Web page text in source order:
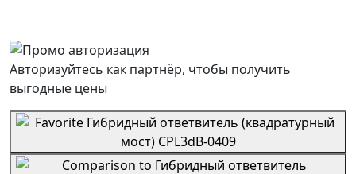
Авторизуйтесь как партнёр, чтобы получить
выгодные цены